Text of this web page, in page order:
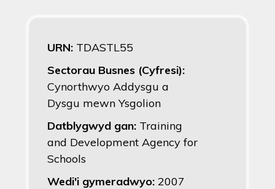
URN: TDASTL55
Sectorau Busnes (Cyfresi):
Cynorthwyo Addysgu a
Dysgu mewn Ysgolion
Datblygwyd gan: Training
and Development Agency for
Schools
Wedi'i gymeradwyo: 2007